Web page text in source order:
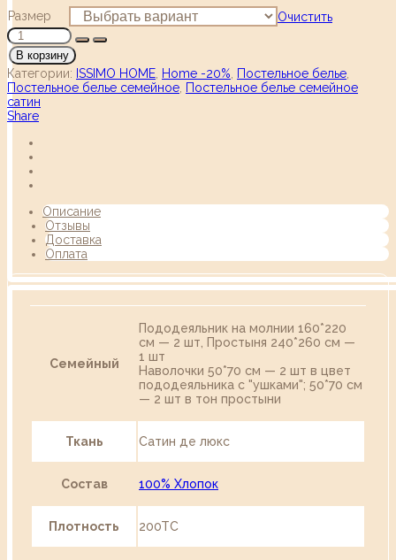
Размер Очистить
В корзину
Категории: ISSIMO HOME Home -20% Постельное белье
Постельное белье семейное Постельное белье семейное
сатин
Share
Описание
Отзывы
Доставка
Оплата
Семейный
Пододеяльник на молнии 160*220
см — 2 шт, Простыня 240*260 см —
1 шт
Наволочки 50*70 см — 2 шт в цвет
пододеяльника c "ушками"; 50*70 см
— 2 шт в тон простыни
Ткань Сатин де люкс
Состав 100% Хлопок
Плотность 200TC